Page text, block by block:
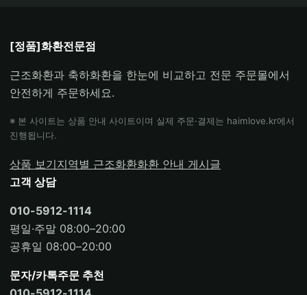
[정품]화환전문점
근조화환과 축하화환을 한눈에 비교하고 전문 주문몰에서
안전하게 주문하세요.
※ 본 사이트는 상품 안내 사이트이며 실제 주문·결제는 haimlove.kr에서
진행됩니다.
상품 보기지역별 근조화환화환 안내 게시글
고객 상담
010-5912-1114
평일·주말 08:00–20:00
공휴일 08:00–20:00
문자/카톡주문 추천